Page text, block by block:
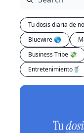
Tu dosis diaria de
Bluewire 🌎
Business Tribe 💸
Entretenimiento🥤